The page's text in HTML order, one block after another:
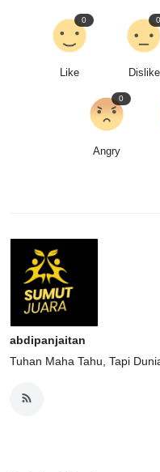
Like
0
Dislike
0
Angry
0
abdipanjaitan
Tuhan Maha Tahu, Tapi